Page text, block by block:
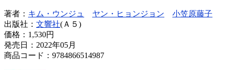
著者： キム・ウンジュ ヤン・ヒョンジョン
小笠原藤子
出版社： 文響社(Ａ５)
価格： 1,530円
発売日：2022年05月
商品コード：9784866514987